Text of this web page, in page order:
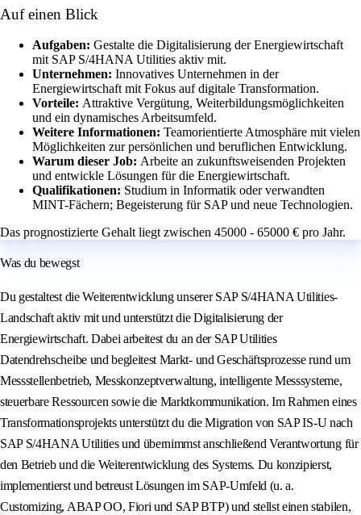
Auf einen Blick
Aufgaben: Gestalte die Digitalisierung der Energiewirtschaft
mit SAP S/4HANA Utilities aktiv mit.
Unternehmen: Innovatives Unternehmen in der
Energiewirtschaft mit Fokus auf digitale Transformation.
Vorteile: Attraktive Vergütung, Weiterbildungsmöglichkeiten
und ein dynamisches Arbeitsumfeld.
Weitere Informationen: Teamorientierte Atmosphäre mit vielen
Möglichkeiten zur persönlichen und beruflichen Entwicklung.
Warum dieser Job: Arbeite an zukunftsweisenden Projekten
und entwickle Lösungen für die Energiewirtschaft.
Qualifikationen: Studium in Informatik oder verwandten
MINT-Fächern; Begeisterung für SAP und neue Technologien.
Das prognostizierte Gehalt liegt zwischen 45000 - 65000 € pro Jahr.
Was du bewegst
Du gestaltest die Weiterentwicklung unserer SAP S/4HANA Utilities-
Landschaft aktiv mit und unterstützt die Digitalisierung der
Energiewirtschaft. Dabei arbeitest du an der SAP Utilities
Datendrehscheibe und begleitest Markt- und Geschäftsprozesse rund um
Messstellenbetrieb, Messkonzeptverwaltung, intelligente Messsysteme,
steuerbare Ressourcen sowie die Marktkommunikation. Im Rahmen eines
Transformationsprojekts unterstützt du die Migration von SAP IS-U nach
SAP S/4HANA Utilities und übernimmst anschließend Verantwortung für
den Betrieb und die Weiterentwicklung des Systems. Du konzipierst,
implementierst und betreust Lösungen im SAP-Umfeld (u. a.
Customizing, ABAP OO, Fiori und SAP BTP) und stellst einen stabilen,